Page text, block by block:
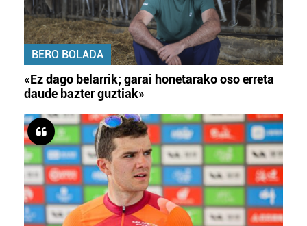
BERO BOLADA
«Ez dago belarrik; garai honetarako oso erreta
daude bazter guztiak»